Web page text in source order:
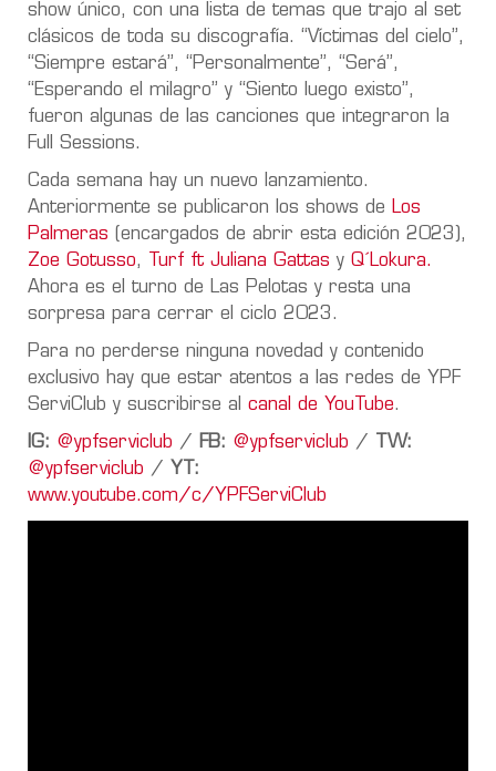
show único, con una lista de temas que trajo al set
clásicos de toda su discografía. “Víctimas del cielo”,
“Siempre estará”, “Personalmente”, “Será”,
“Esperando el milagro” y “Siento luego existo”,
fueron algunas de las canciones que integraron la
Full Sessions.
Cada semana hay un nuevo lanzamiento.
Anteriormente se publicaron los shows de Los
Palmeras
(encargados de abrir esta edición 2023),
Zoe Gotusso, Turf ft Juliana Gattas y Q´Lokura.
Ahora es el turno de Las Pelotas y resta una
sorpresa para cerrar el ciclo 2023.
Para no perderse ninguna novedad y contenido
exclusivo hay que estar atentos a las redes de YPF
ServiClub y suscribirse al canal de YouTube.
IG: @ypfserviclub / FB: @ypfserviclub /
TW:
@ypfserviclub /
YT:
www.youtube.com/c/YPFServiClub